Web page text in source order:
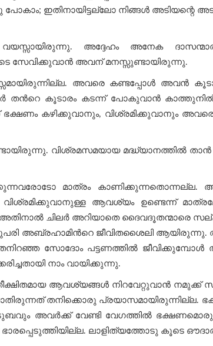
പോകാം; ഇതിനായിട്ടല്ലോ നിങ്ങൾ
അദ്ദേഹം അനേക
അവന് മനസ്സുണ്ടായിരുന്നു.
അവരെ കണ്ടപ്പോൾ അവൻ
തന്‍റെ കൂടാരം കടന്ന് പോകുവാന്‍
കഴിക്കുവാനും, വിശ്രമിക്കുവാനും അവരെ
വിശ്രമസമയായ മദ്ധ്യാനത്തില്‍ താന്‍
മാത്രം
ആവശ്യം ഉണ്ടെന്ന്
ചിലർ അറിയാതെ ദൈവദൂതന്മാരെ
ജീവിതശൈലി ആയിരുന്നു.
സോദോം പട്ടണത്തില്‍
നാം വായിക്കുന്നു.
ആവശ്യങ്ങള്‍ നിറവേറ്റുവാന്‍ നമുക്ക്
തനിക്കൊരു പ്രയാസമായിരുന്നില്ല.
അവര്‍ക്ക് വേണ്ടി വേഗത്തില്‍
ലാളിത്യത്തോടു കൂടെ